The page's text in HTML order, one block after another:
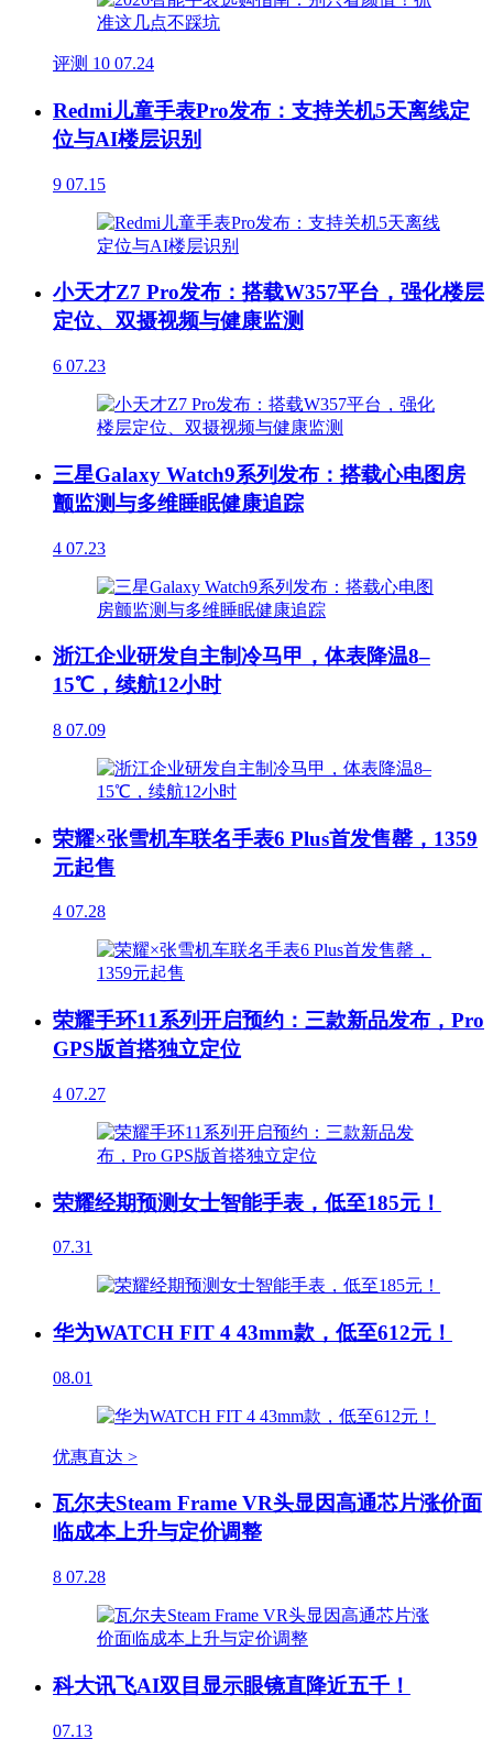
评测 10 07.24
Redmi儿童手表Pro发布：支持关机5天离线定
位与AI楼层识别
9 07.15
小天才Z7 Pro发布：搭载W357平台，强化楼层
定位、双摄视频与健康监测
6 07.23
三星Galaxy Watch9系列发布：搭载心电图房
颤监测与多维睡眠健康追踪
4 07.23
浙江企业研发自主制冷马甲，体表降温8–
15℃，续航12小时
8 07.09
荣耀×张雪机车联名手表6 Plus首发售罄，1359
元起售
4 07.28
荣耀手环11系列开启预约：三款新品发布，Pro
GPS版首搭独立定位
4 07.27
荣耀经期预测女士智能手表，低至185元！
07.31
华为WATCH FIT 4 43mm款，低至612元！
08.01
优惠直达 >
瓦尔夫Steam Frame VR头显因高通芯片涨价面
临成本上升与定价调整
8 07.28
科大讯飞AI双目显示眼镜直降近五千！
07.13